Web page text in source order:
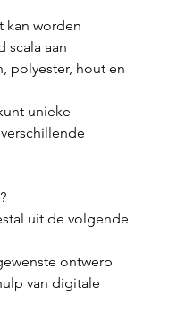
kan worden
scala aan
polyester, hout en
unieke
uit de volgende
ontwerp
van digitale